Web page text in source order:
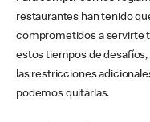
restaurantes han tenido
comprometidos a servirte
estos tiempos de
las restricciones
podemos quitarlas.